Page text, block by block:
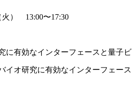
火） 13:00〜17:30
に有効なインターフェースと量子
イオ研究に有効なインターフェー